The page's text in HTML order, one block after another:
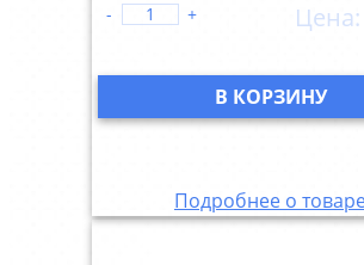
- +
В КОРЗИНУ
Подробнее о